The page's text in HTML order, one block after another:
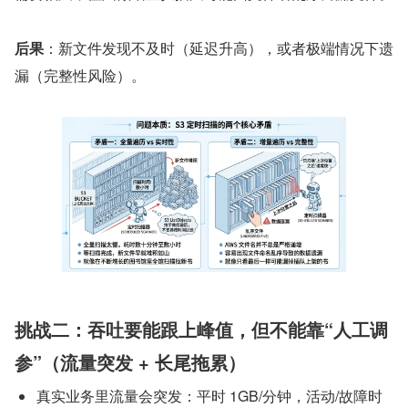
后果 ：新文件发现不及时（延迟升高），或者极端情况下遗
漏（完整性风险）。
挑战二：吞吐要能跟上峰值，但不能靠“人工调
参”（流量突发 + 长尾拖累）
真实业务里流量会突发：平时 1GB/分钟，活动/故障时